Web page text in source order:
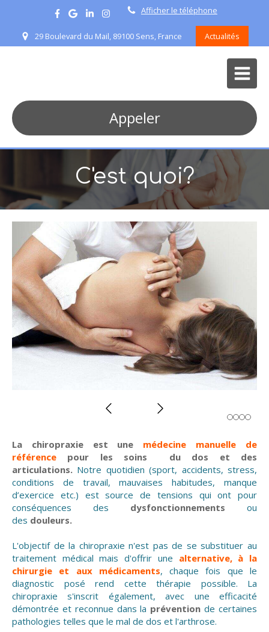
Afficher le téléphone
29 Boulevard du Mail, 89100 Sens, France Actualités
Appeler
C'est quoi?
Slide précédentSlide suivant
La chiropraxie est une médecine manuelle de
référence pour les soins
du dos et des
articulations. Notre quotidien (sport, accidents, stress,
conditions de travail, mauvaises habitudes, manque
d’exercice etc.) est source de tensions qui ont pour
conséquences des dysfonctionnements ou
des douleurs.
L'objectif de la chiropraxie n'est pas de se substituer au
traitement médical mais d'offrir une alternative, à la
chirurgie et aux médicaments, chaque fois que le
diagnostic posé rend cette thérapie possible. La
chiropraxie s'inscrit également, avec une efficacité
démontrée et reconnue dans la préventionde certaines
pathologies telles que le mal de dos et l'arthrose.